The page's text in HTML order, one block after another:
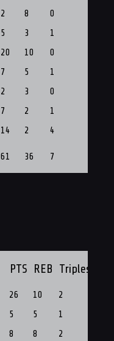
2 8 0
5 3 1
20 10 0
7 5 1
2 3 0
7 2 1
14 2 4
61 36 7
PTS REB Triples
26 10 2
5 5 1
8 8 2